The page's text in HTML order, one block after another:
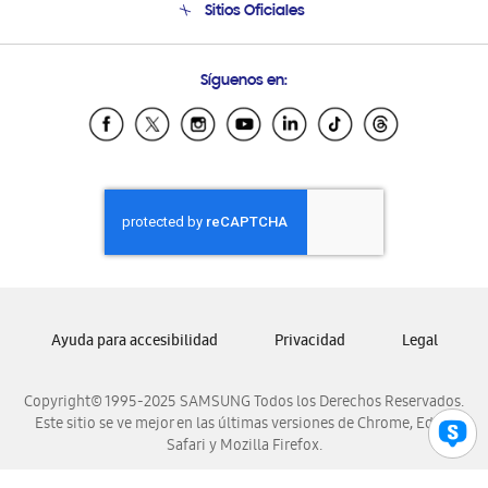
Soporte vía eMail
Sitios Oficiales
Samsung Ecuador
Samsung El Salvador
Samsung Honduras
Samsung Nicaragua
Samsung Panamá
Samsung Venezuela
Síguenos en:
Copyright© 1995-2025 SAMSUNG Todos los Derechos Reservados.
Este sitio se ve mejor en las últimas versiones de Chrome, Edge,
Safari y Mozilla Firefox.
Ayuda para accesibilidad Privacidad Legal